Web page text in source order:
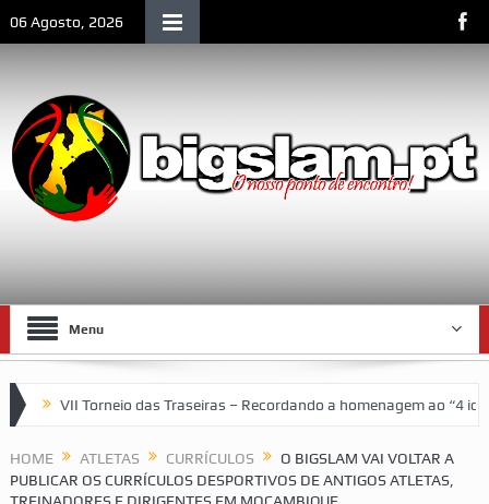
06 Agosto, 2026
Menu
VII Torneio das Traseiras – Recordando a homenagem ao “4 ideal”
HOME ATLETAS CURRÍCULOS
O BIGSLAM VAI VOLTAR A
PUBLICAR OS CURRÍCULOS DESPORTIVOS DE ANTIGOS ATLETAS,
TREINADORES E DIRIGENTES EM MOÇAMBIQUE